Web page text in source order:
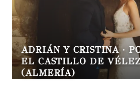
ADRIÁN Y CRISTINA ·
EL CASTILLO DE
(ALMERÍA)